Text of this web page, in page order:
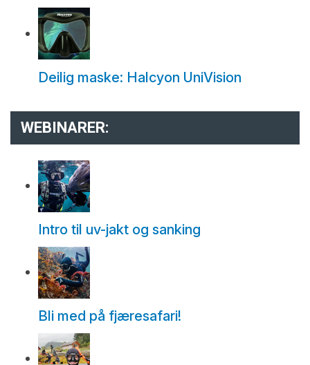
Deilig maske: Halcyon UniVision
WEBINARER:
Intro til uv-jakt og sanking
Bli med på fjæresafari!